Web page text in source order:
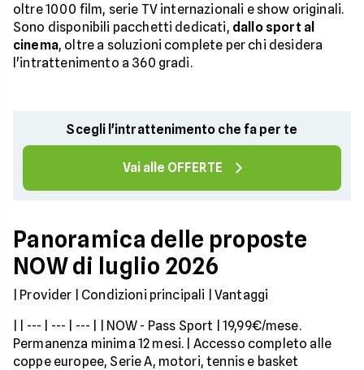
oltre 1000 film, serie TV internazionali e show originali.
Sono disponibili pacchetti dedicati, dallo sport al
cinema, oltre a soluzioni complete per chi desidera
l'intrattenimento a 360 gradi.
Scegli l'intrattenimento che fa per te
Vai alle OFFERTE
Panoramica delle proposte
NOW di luglio 2026
| Provider | Condizioni principali | Vantaggi
| | --- | --- | --- | | NOW - Pass Sport | 19,99€/mese.
Permanenza minima 12 mesi. | Accesso completo alle
coppe europee, Serie A, motori, tennis e basket